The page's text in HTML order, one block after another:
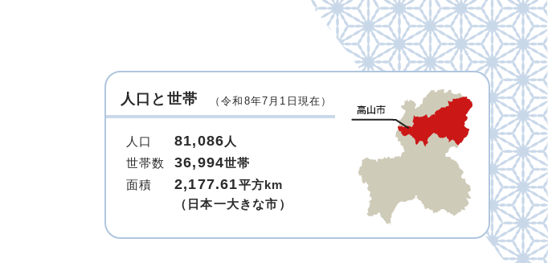
人口と世帯 （令和8年7月1日現在）
人口 81,086 人
世帯数
36,994世帯
面積
2,177.61平方km
（日本一大きな市）